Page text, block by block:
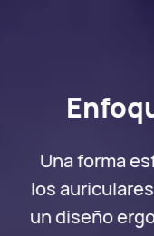
Una forma
los
un diseño